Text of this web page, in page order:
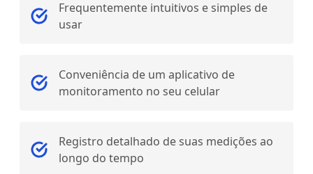
Frequentemente intuitivos e simples de
usar
Conveniência de um aplicativo de
monitoramento no seu celular
Registro detalhado de suas medições ao
longo do tempo